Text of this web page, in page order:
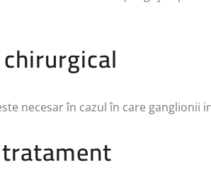
necesar în cazul în care ganglionii